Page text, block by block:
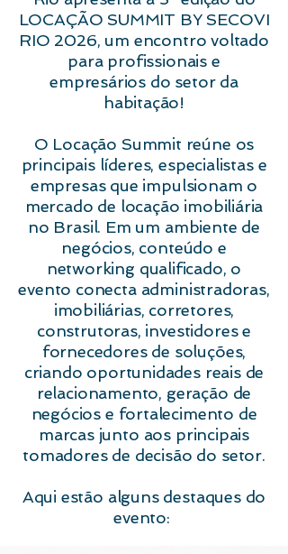
LOCAÇÃO SUMMIT BY SECOVI
RIO 2026, um encontro voltado
para profissionais e
empresários do setor da
habitação!
O Locação Summit reúne os
principais líderes, especialistas e
empresas que impulsionam o
mercado de locação imobiliária
no Brasil. Em um ambiente de
negócios, conteúdo e
networking qualificado, o
evento conecta administradoras,
imobiliárias, corretores,
construtoras, investidores e
fornecedores de soluções,
criando oportunidades reais de
relacionamento, geração de
negócios e fortalecimento de
marcas junto aos principais
tomadores de decisão do setor.
Aqui estão alguns destaques do
evento: